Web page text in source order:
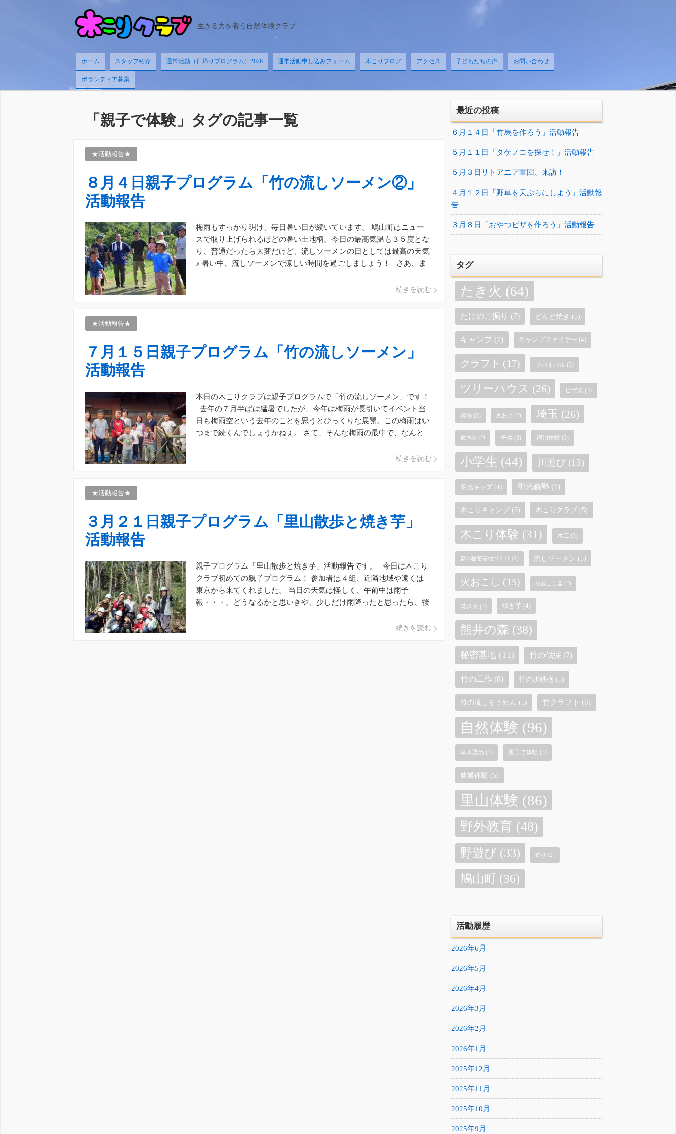
生きる力を養う自然体験クラブ
ホーム スタッフ紹介 通常活動（日帰りプログラム）2026 通常活動申し込みフォーム 木こりブログ アクセス 子どもたちの声 お問い合わせ
ボランティア募集
「 親子で体験」タグの記事一覧
★活動報告★
８月４日親子プログラム「竹の流しソーメン②」
活動報告
梅雨もすっかり明け、毎日暑い日が続いています。 鳩山町はニュー
スで取り上げられるほどの暑い土地柄。今日の最高気温も３５度とな
り、普通だったら大変だけど、流しソーメンの日としては最高の天気
♪ 暑い中、流しソーメンで涼しい時間を過ごしましょう！ さあ、ま
続きを読む
★活動報告★
７月１５日親子プログラム「竹の流しソーメン」
活動報告
本日の木こりクラブは親子プログラムで「竹の流しソーメン」です！
去年の７月半ばは猛暑でしたが、今年は梅雨が長引いてイベント当
日も梅雨空という去年のことを思うとびっくりな展開。この梅雨はい
つまで続くんでしょうかねぇ。 さて、そんな梅雨の最中で、なんと
続きを読む
★活動報告★
３月２１日親子プログラム「里山散歩と焼き芋」
活動報告
親子プログラム「里山散歩と焼き芋」活動報告です。 今日は木こり
クラブ初めての親子プログラム！ 参加者は４組、近隣地域や遠くは
東京から来てくれました。 当日の天気は怪しく、午前中は雨予
報・・・。どうなるかと思いきや、少しだけ雨降ったと思ったら、後
続きを読む
最近の投稿
６月１４日「竹馬を作ろう」活動報告
５月１１日「タケノコを探せ！」活動報告
５月３日リトアニア軍団、来訪！
４月１２日「野草を天ぷらにしよう」活動報
告
３月８日「おやつピザを作ろう」活動報告
タグ
たき火 (64)
たけのこ掘り (7) どんど焼き (5)
キャンプ (7) キャンプファイヤー (4)
クラフト (17) サバイバル (3)
ツリーハウス (26) ピザ窯 (3)
冒険 (3) 凧あげ (2) 埼玉 (26)
夏休み (2) 子供 (3) 宿泊体験 (3)
小学生 (44) 川遊び (13)
明光キッズ (4) 明光義塾 (7)
木こりキャンプ (5) 木こりクラブ (5)
木こり体験 (31) 木工 (3)
森の秘密基地づくり (2) 流しソーメン (5)
火おこし (15) 火起こし器 (2)
焚き火 (3) 焼き芋 (4)
熊井の森 (38)
秘密基地 (11) 竹の伐採 (7)
竹の工作 (8) 竹の水鉄砲 (5)
竹の流しそうめん (5) 竹クラフト (6)
自然体験 (96)
草木染め (3) 親子で体験 (3)
農業体験 (5)
里山体験 (86)
野外教育 (48)
野遊び (33) 釣り (2)
鳩山町 (36)
活動履歴
2026年6月
2026年5月
2026年4月
2026年3月
2026年2月
2026年1月
2025年12月
2025年11月
2025年10月
2025年9月